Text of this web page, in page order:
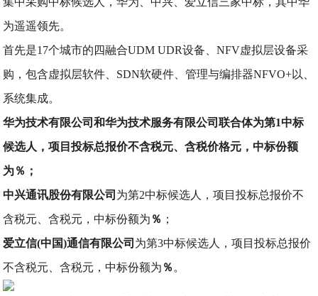
为遥遥领先。
首先是17个城市的四融合UDM UDR设备、NFV虚拟层设备采
购，包含虚拟层软件、SDN软硬件、管理与编排器NFVO+以、
系统集成。
华为技术有限公司和华为技术服务有限公司联合体为第1中标
候选人，项目投标总报价不含税元、含税价格元，中标份额
为％；
中兴通讯股份有限公司 为第2中标候选人，项目投标总报价不
含税元、含税元，中标份额为 ％ ；
爱立信(中国)通信有限公司 为第3中标候选人，项目投标总报价
不含税元、含税元，中标份额为 ％ 。